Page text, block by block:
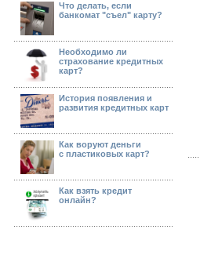
Что делать, если
банкомат "съел" карту?
Необходимо ли
страхование кредитных
карт?
История появления и
развития кредитных карт
Как воруют деньги
с пластиковых карт?
Как взять кредит
онлайн?